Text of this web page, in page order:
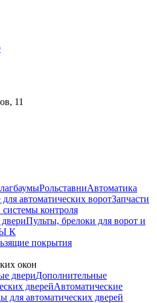
11
РольставниАвтоматика
автоматических воротЗапчасти
контроля
Пульты, брелоки для ворот и
К
покрытия
окон
двериДополнительные
дверейАвтоматические
для автоматических дверей